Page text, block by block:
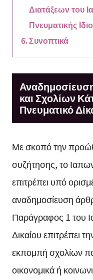
Διατάξεων του
Πνευματικής
Συνοπτικά
και Σχολίων
Πνευματικό
Με σκοπό την
συζήτησης, το
επιτρέπει υπό
αναδημοσίευση
Παράγραφος 1 του
Δικαίου επιτρέπει
εκπομπή σχολίων
οικονομικά ή